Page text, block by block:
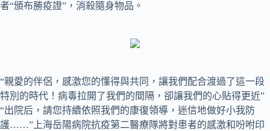
者“頒布勝疫證”，消殺隨身物品。
“親愛的伴侶，感激您的懂得與共同，讓我們配合渡過了這一段
特別的時代！病毒拉開了我們的間隔，卻讓我們的心貼得更近”
“出院后，請您持續依照我們的康復領導，迷信地做好小我防
護……”上海岳陽病院抗疫第二醫療隊將對患者的感激和吩咐印